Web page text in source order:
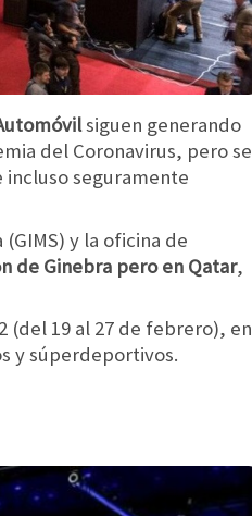
siguen generando
del Coronavirus, pero se
incluso seguramente
y la oficina de
de Ginebra pero en Qatar,
(del 19 al 27 de febrero), en
y súperdeportivos.